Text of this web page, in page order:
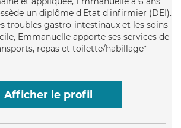
un diplôme d'Etat d'infirmier (DEI).
troubles gastro-intestinaux et les soins
Emmanuelle apporte ses services de
repas et toilette/habillage*
Afficher le profil